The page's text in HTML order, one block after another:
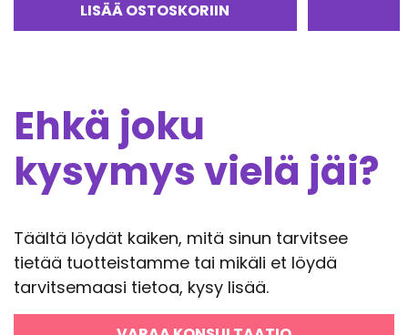
LISÄÄ OSTOSKORIIN
Ehkä joku
kysymys vielä jäi?
Täältä löydät kaiken, mitä sinun tarvitsee
tietää tuotteistamme tai mikäli et löydä
tarvitsemaasi tietoa, kysy lisää.